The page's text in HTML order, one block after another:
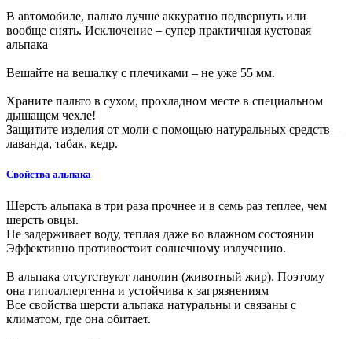
В автомобиле, пальто лучше аккуратно подвернуть или
вообще снять. Исключение – супер практичная кустовая
альпака
Вешайте на вешалку с плечиками – не уже 55 мм.
Храните пальто в сухом, прохладном месте в специальном
дышащем чехле!
Защитите изделия от моли с помощью натуральных средств –
лаванда, табак, кедр.
Свойства альпака
Шерсть альпака в три раза прочнее и в семь раз теплее, чем
шерсть овцы.
Не задерживает воду, теплая даже во влажном состоянии
Эффективно противостоит солнечному излучению.
В альпака отсутствуют ланолин (животный жир). Поэтому
она гипоаллергенна и устойчива к загрязнениям
Все свойства шерсти альпака натуральны и связаны с
климатом, где она обитает.